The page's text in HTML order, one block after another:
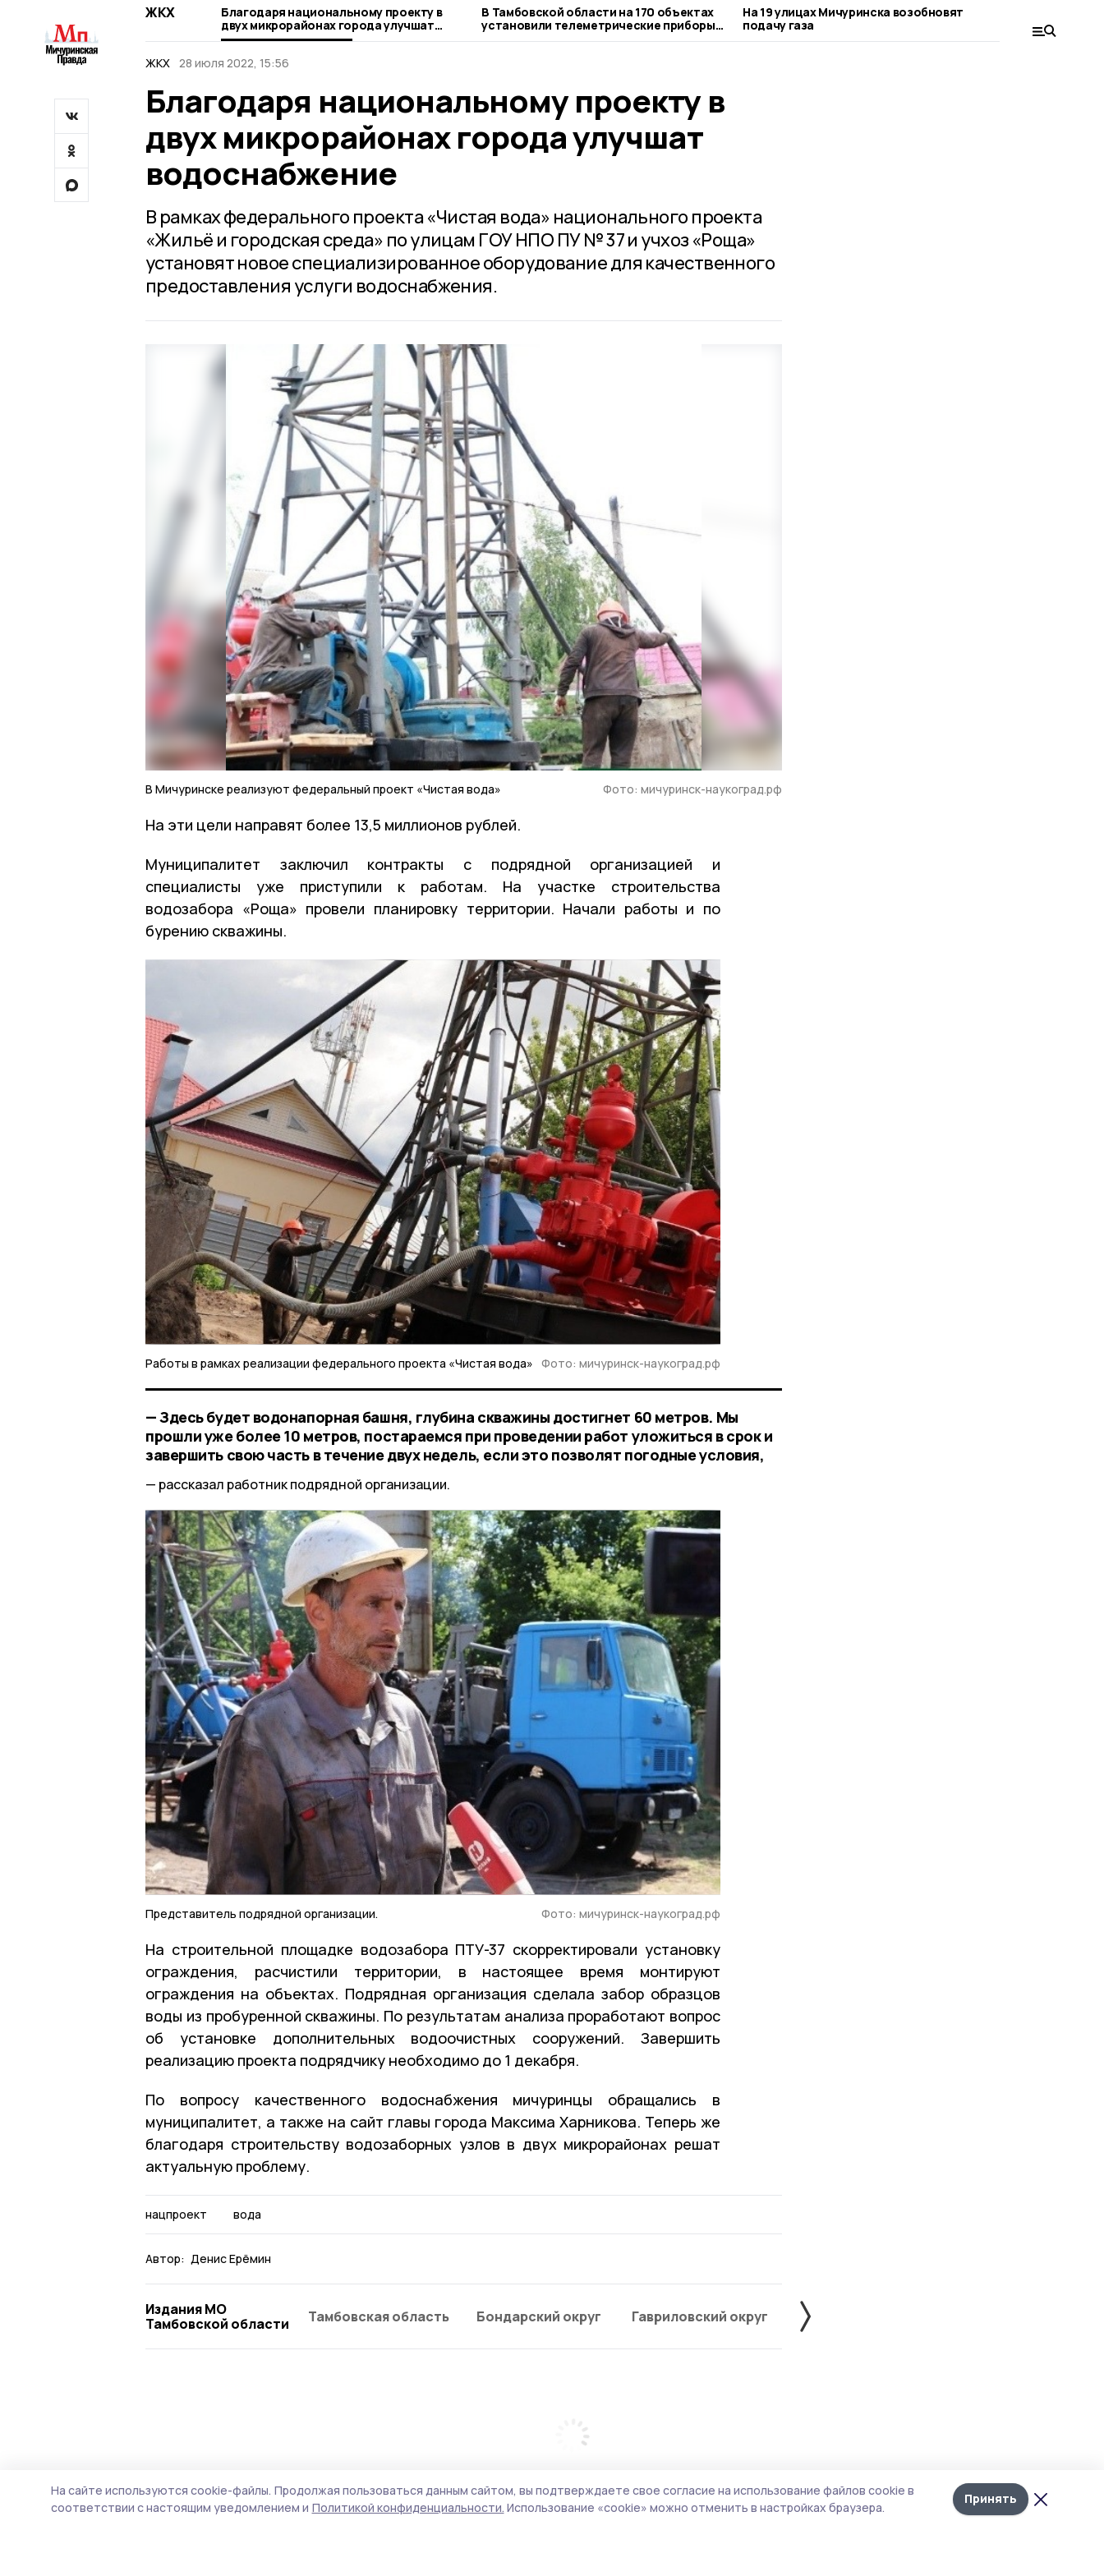
Лента
новостей
ЖКХ
Благодаря национальному проекту в
двух микрорайонах города улучшат
водоснабжение
В Тамбовской области на 170 объектах
установили телеметрические приборы
учета газа
На 19 улицах Мичуринска возобновят
подачу газа
подключение
ЖКХ 28 июля 2022, 15:56
Благодаря национальному проекту в
двух микрорайонах города улучшат
водоснабжение
В рамках федерального проекта «Чистая вода» национального проекта
«Жильё и городская среда» по улицам ГОУ НПО ПУ № 37 и учхоз «Роща»
установят новое специализированное оборудование для качественного
предоставления услуги водоснабжения.
В Мичуринске реализуют федеральный проект «Чистая вода» Фото: мичуринск-наукоград.рф
На эти цели направят более 13,5 миллионов рублей.
Муниципалитет заключил контракты с подрядной организацией и
специалисты уже приступили к работам. На участке строительства
водозабора «Роща» провели планировку территории. Начали работы и по
бурению скважины.
Работы в рамках реализации федерального проекта «Чистая вода» Фото: мичуринск-наукоград.рф
— Здесь будет водонапорная башня, глубина скважины достигнет 60 метров. Мы
прошли уже более 10 метров, постараемся при проведении работ уложиться в срок и
завершить свою часть в течение двух недель, если это позволят погодные условия,
рассказал работник подрядной организации.
Представитель подрядной организации. Фото: мичуринск-наукоград.рф
На строительной площадке водозабора ПТУ-37 скорректировали установку
ограждения, расчистили территории, в настоящее время монтируют
ограждения на объектах. Подрядная организация сделала забор образцов
воды из пробуренной скважины. По результатам анализа проработают вопрос
об установке дополнительных водоочистных сооружений. Завершить
реализацию проекта подрядчику необходимо до 1 декабря.
По вопросу качественного водоснабжения мичуринцы обращались в
муниципалитет, а также на сайт главы города Максима Харникова. Теперь же
благодаря строительству водозаборных узлов в двух микрорайонах решат
актуальную проблему.
нацпроект вода
Автор: Денис Ерёмин
Издания МО
Тамбовской области
Тамбовская область Бондарский округ Гавриловский округ Жердевский округ
На сайте используются cookie-файлы. Продолжая пользоваться данным сайтом, вы подтверждаете свое согласие на использование файлов cookie в
соответствии с настоящим уведомлением и Политикой конфиденциальности. Использование «cookie» можно отменить в настройках браузера.
Принять